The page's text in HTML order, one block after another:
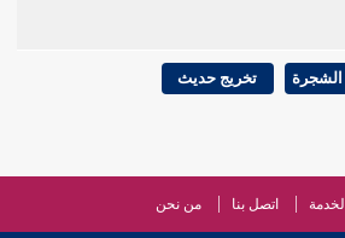
الشجرة تخريج حديث
اتصل بنا من نحن